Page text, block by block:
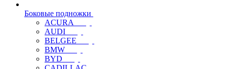
Боковые подножки
ACURA
AUDI
BELGEE
BMW
BYD